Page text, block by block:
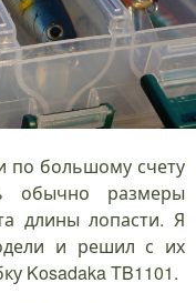
большому счету
обычно размеры
длины лопасти. Я
и решил с их
Kosadaka TB1101.